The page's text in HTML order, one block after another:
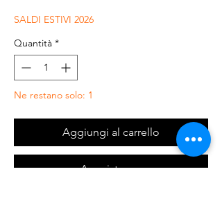
SALDI ESTIVI 2026
Quantità *
Ne restano solo: 1
Aggiungi al carrello
Acquista ora